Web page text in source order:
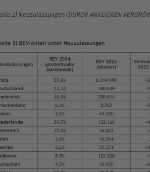
2) Neuzulassungen (DURCH ANKLICKEN